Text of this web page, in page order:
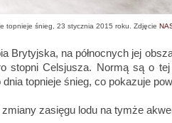
topnieje śnieg, 23 stycznia 2015 roku. Zdjęcie
Brytyjska, na północnych jej
stopni Celsjusza. Normą są o
topnieje śnieg, co pokazuje
zasięgu lodu na tymże